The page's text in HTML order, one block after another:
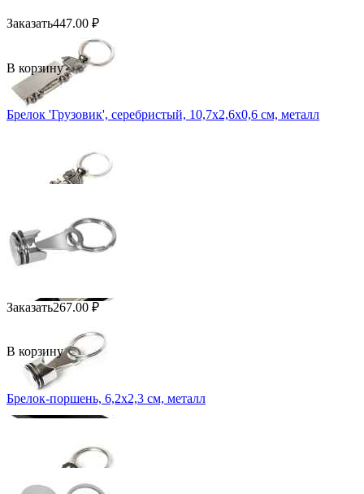
Заказать447.00 ₽
В корзину
Брелок 'Грузовик', серебристый, 10,7х2,6х0,6 см, металл
Заказать267.00 ₽
В корзину
Брелок-поршень, 6,2х2,3 см, металл